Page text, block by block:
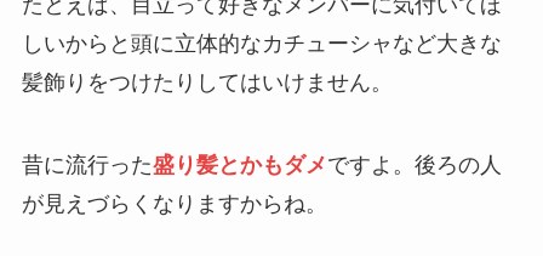
たとえば、目立って好きなメンバーに気付いてほ
しいからと頭に立体的なカチューシャなど大きな
髪飾りをつけたりしてはいけません。
昔に流行った盛り髪とかもダメですよ。後ろの人
が見えづらくなりますからね。